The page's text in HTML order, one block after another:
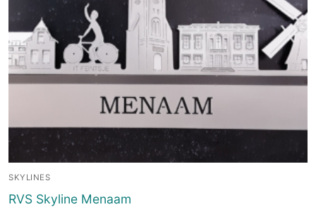
SKYLINES
RVS Skyline Menaam